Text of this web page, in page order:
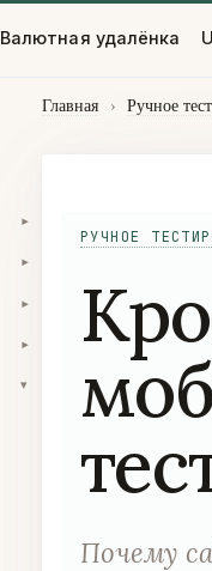
Валютная удалёнка
▾
▾
▾
▾
▾
Главная › Ручное
РУЧНОЕ
Почему